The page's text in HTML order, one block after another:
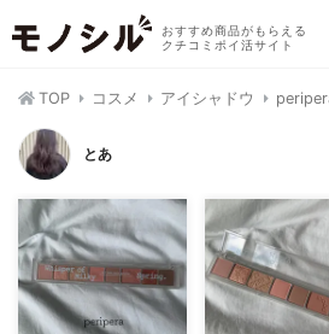
おすすめ商品がもらえる
クチコミポイ活サイト
TOP コスメ アイシャドウ
とあ